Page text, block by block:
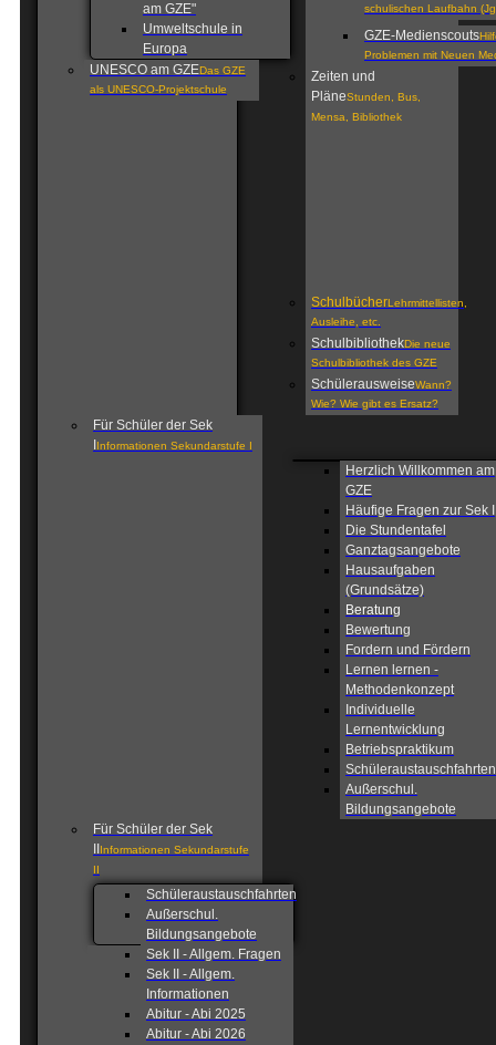
am GZE"
Umweltschule in
Europa
UNESCO am GZEDas GZE
als UNESCO-Projektschule
schulischen Laufbahn
GZE-Medienscouts
Problemen mit Neuen
Zeiten und
PläneStunden, Bus,
Mensa, Bibliothek
SchulbücherLehrmittellisten,
Ausleihe, etc.
SchulbibliothekDie neue
Schulbibliothek des GZE
SchülerausweiseWann?
Wie? Wie gibt es Ersatz?
Für Schüler der Sek
Informationen Sekundarstufe I
Herzlich Willkommen am
GZE
Häufige Fragen zur Sek I
Die Stundentafel
Ganztagsangebote
Hausaufgaben
(Grundsätze)
Beratung
Bewertung
Fordern und Fördern
Lernen lernen -
Methodenkonzept
Individuelle
Lernentwicklung
Betriebspraktikum
Schüleraustauschfahrten
Außerschul.
Bildungsangebote
Für Schüler der Sek
Informationen Sekundarstufe
II
Schüleraustauschfahrten
Außerschul.
Bildungsangebote
Sek II - Allgem. Fragen
Sek II - Allgem.
Informationen
Abitur - Abi 2025
Abitur - Abi 2026